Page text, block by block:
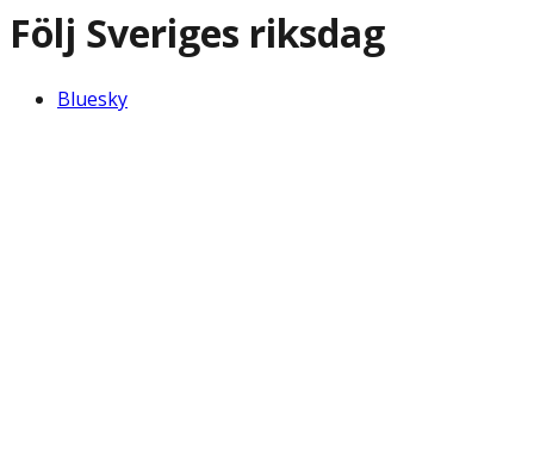
Följ Sveriges riksdag
Bluesky